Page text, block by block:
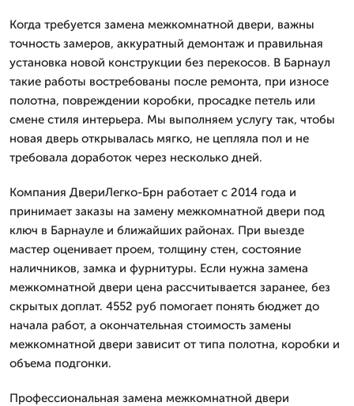
Когда требуется замена межкомнатной двери, важны
точность замеров, аккуратный демонтаж и правильная
установка новой конструкции без перекосов. В Барнаул
такие работы востребованы после ремонта, при износе
полотна, повреждении коробки, просадке петель или
смене стиля интерьера. Мы выполняем услугу так, чтобы
новая дверь открывалась мягко, не цепляла пол и не
требовала доработок через несколько дней.
Компания ДвериЛегко-Брн работает с 2014 года и
принимает заказы на замену межкомнатной двери под
ключ в Барнауле и ближайших районах. При выезде
мастер оценивает проем, толщину стен, состояние
наличников, замка и фурнитуры. Если нужна замена
межкомнатной двери цена рассчитывается заранее, без
скрытых доплат. 4552 руб помогает понять бюджет до
начала работ, а окончательная стоимость замены
межкомнатной двери зависит от типа полотна, коробки и
объема подгонки.
Профессиональная замена межкомнатной двери